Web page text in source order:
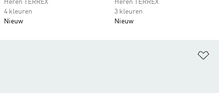
Heren TERREX
4 kleuren
Nieuw
Heren TERREX
3 kleuren
Nieuw